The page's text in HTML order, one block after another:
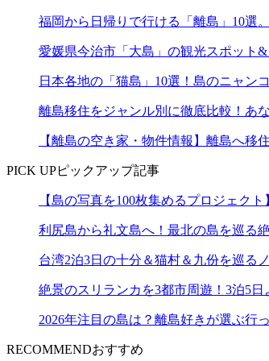
福岡から日帰りで行ける「離島」10選
愛媛県今治市「大島」の観光スポット
日本各地の「猫島」10選！島のニャン
離島移住をジャンル別に徹底比較！あ
【離島の空き家・物件情報】離島へ移
PICK UPピックアップ記事
【島の写真を100枚集めるプロジェク
利尻島から礼文島へ！最北の島を巡る
台湾2泊3日の十分＆猫村＆九份を巡る
絶景のスリランカを3都市周遊！3泊5
2026年注目の島は？離島好きが選ぶ行
RECOMMENDおすすめ